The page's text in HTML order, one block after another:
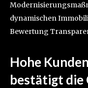
dynamischen
Bewertung
Hohe
bestätigt